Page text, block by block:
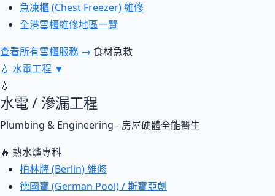
急凍櫃 (Chest Freezer) 維修
全港雪櫃維修地區一覽
查看所有雪櫃服務 → 食材急救
💧 水電工程 ▼
💧
水電 / 滲漏工程
Plumbing & Engineering - 房屋硬體全能醫生
🔥 熱水爐專科
柏林牌 (Berlin) 維修
德國寶 (German Pool) / 斯寶亞創